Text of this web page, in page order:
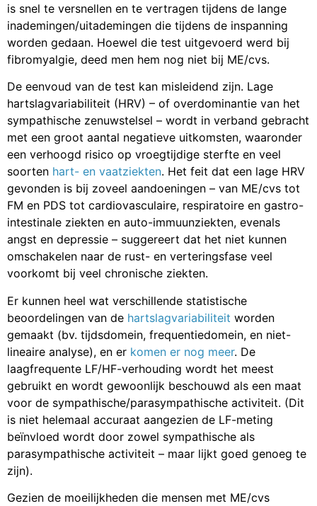
is snel te versnellen en te vertragen tijdens de lange
inademingen/uitademingen die tijdens de inspanning
worden gedaan. Hoewel die test uitgevoerd werd bij
fibromyalgie, deed men hem nog niet bij ME/cvs.
De eenvoud van de test kan misleidend zijn. Lage
hartslagvariabiliteit (HRV) – of overdominantie van het
sympathische zenuwstelsel – wordt in verband gebracht
met een groot aantal negatieve uitkomsten, waaronder
een verhoogd risico op vroegtijdige sterfte en veel
soorten hart- en vaatziekten. Het feit dat een lage HRV
gevonden is bij zoveel aandoeningen – van ME/cvs tot
FM en PDS tot cardiovasculaire, respiratoire en gastro-
intestinale ziekten en auto-immuunziekten, evenals
angst en depressie – suggereert dat het niet kunnen
omschakelen naar de rust- en verteringsfase veel
voorkomt bij veel chronische ziekten.
Er kunnen heel wat verschillende statistische
beoordelingen van de hartslagvariabiliteit worden
gemaakt (bv. tijdsdomein, frequentiedomein, en niet-
lineaire analyse), en er komen er nog meer. De
laagfrequente LF/HF-verhouding wordt het meest
gebruikt en wordt gewoonlijk beschouwd als een maat
voor de sympathische/parasympathische activiteit. (Dit
is niet helemaal accuraat aangezien de LF-meting
beïnvloed wordt door zowel sympathische als
parasympathische activiteit – maar lijkt goed genoeg te
zijn).
Gezien de moeilijkheden die mensen met ME/cvs